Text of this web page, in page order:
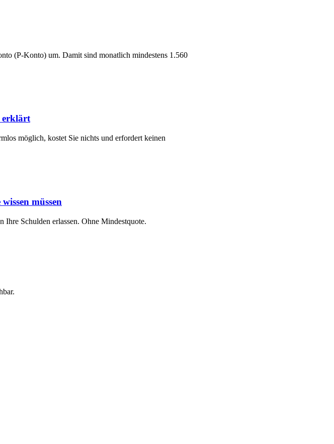
(P-Konto) um. Damit sind monatlich mindestens 1.560
erklärt
möglich, kostet Sie nichts und erfordert keinen
müssen
Ihre Schulden erlassen. Ohne Mindestquote.